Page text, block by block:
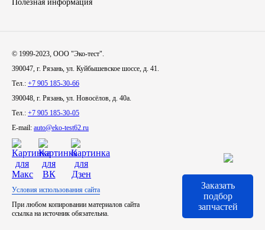
УАЗ
УРАЛ
Полезная информация
© 1999-2023, ООО "Эко-тест".
390047, г. Рязань, ул. Куйбышевское шоссе, д. 41.
Тел.: +7 905 185-30-66
390048, г. Рязань, ул. Новосёлов, д. 40а.
Тел.: +7 905 185-30-05
E-mail: auto@eko-test62.ru
Условия использования сайта
При любом копировании материалов сайта
ссылка на источник обязательна.
Заказать
подбор
запчастей